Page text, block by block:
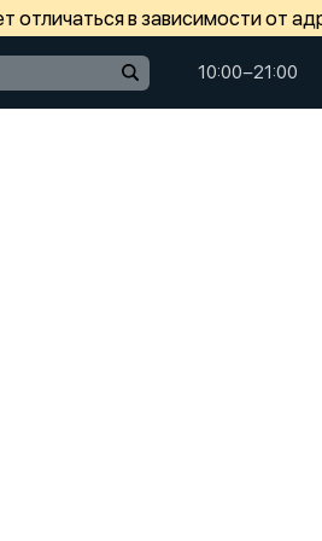
отличаться в зависимости от
10:00−21:00